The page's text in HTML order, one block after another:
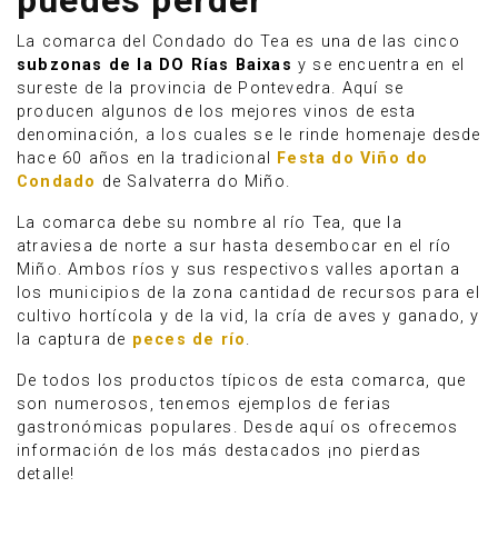
Anúnciate
La comarca del Condado do Tea es una de las cinco
subzonas de la DO Rías Baixas y se encuentra en el
sureste de la provincia de Pontevedra. Aquí se
producen algunos de los mejores vinos de esta
denominación, a los cuales se le rinde homenaje desde
hace 60 años en la tradicional
Festa do Viño do
Condado de Salvaterra do Miño.
La comarca debe su nombre al río Tea, que la
atraviesa de norte a sur hasta desembocar en el río
Miño. Ambos ríos y sus respectivos valles aportan a
los municipios de la zona cantidad de recursos para el
cultivo hortícola y de la vid, la cría de aves y ganado, y
la captura de peces de río.
De todos los productos típicos de esta comarca, que
son numerosos, tenemos ejemplos de ferias
gastronómicas populares. Desde aquí os ofrecemos
información de los más destacados ¡no pierdas
detalle!